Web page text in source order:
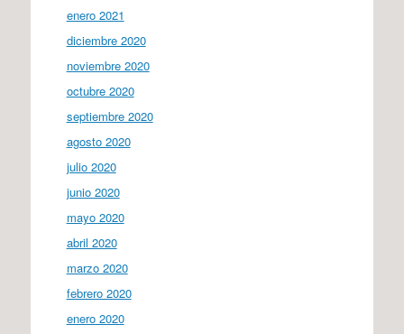
enero 2021
diciembre 2020
noviembre 2020
octubre 2020
septiembre 2020
agosto 2020
julio 2020
junio 2020
mayo 2020
abril 2020
marzo 2020
febrero 2020
enero 2020